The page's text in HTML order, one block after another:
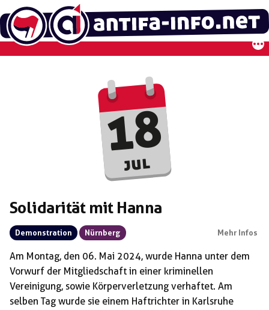
Zum
Inhalt
springen
jul
18
Solidarität mit Hanna
Demonstration Nürnberg Mehr Infos
Am Montag, den 06. Mai 2024, wurde Hanna unter dem
Vorwurf der Mitgliedschaft in einer kriminellen
Vereinigung, sowie Körperverletzung verhaftet. Am
selben Tag wurde sie einem Haftrichter in Karlsruhe